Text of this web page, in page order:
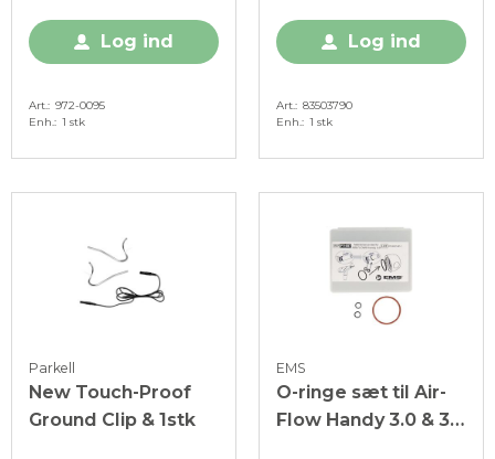
Log ind
Art.
972-0095
Enh.
1 stk
mørkeblå, 1 stk.
Log ind
Art.
83503790
Enh.
1 stk
Parkell
New Touch-Proof
Ground Clip & 1stk
EMS
O-ringe sæt til Air-
Flow Handy 3.0 & 3.0